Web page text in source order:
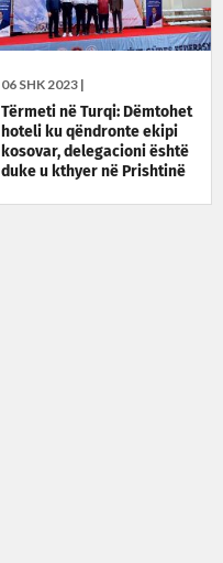
06 SHK 2023 |
Tërmeti në Turqi: Dëmtohet
hoteli ku qëndronte ekipi
kosovar, delegacioni është
duke u kthyer në Prishtinë